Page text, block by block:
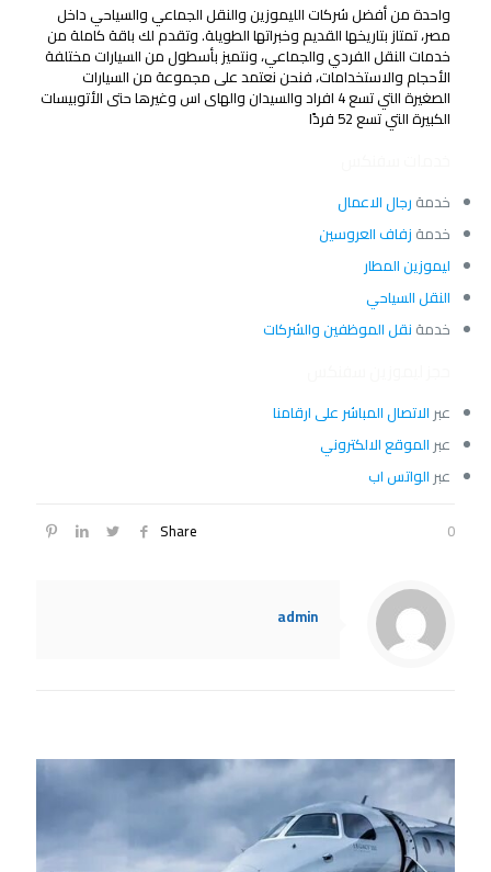
واحدة من أفضل شركات الليموزين والنقل الجماعي والسياحي داخل
مصر، تمتاز بتاريخها القديم وخبراتها الطويلة. وتقدم لك باقة كاملة من
خدمات النقل الفردي والجماعي، ونتميز بأسطول من السيارات مختلفة
الأحجام والاستخدامات، فنحن نعتمد على مجموعة من السيارات
الصغيرة التي تسع 4 افراد والسيدان والهاى اس وغيرها حتى الأتوبيسات
الكبيرة التي تسع 52 فردًا
خدمة رجال الاعمال
خدمة زفاف العروسين
ليموزين المطار
النقل السياحي
خدمة نقل الموظفين والشركات
عبر الاتصال المباشر على ارقامنا
عبر الموقع الالكتروني
عبر الواتس اب
Share 0
admin